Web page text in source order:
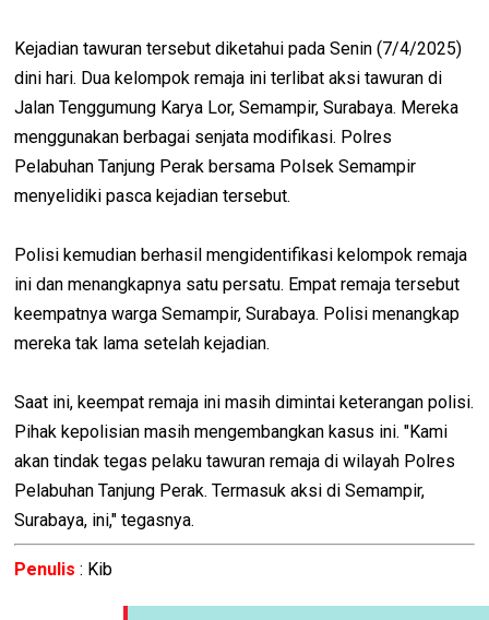
Kejadian tawuran tersebut diketahui pada Senin (7/4/2025)
dini hari. Dua kelompok remaja ini terlibat aksi tawuran di
Jalan Tenggumung Karya Lor, Semampir, Surabaya. Mereka
menggunakan berbagai senjata modifikasi. Polres
Pelabuhan Tanjung Perak bersama Polsek Semampir
menyelidiki pasca kejadian tersebut.
Polisi kemudian berhasil mengidentifikasi kelompok remaja
ini dan menangkapnya satu persatu. Empat remaja tersebut
keempatnya warga Semampir, Surabaya. Polisi menangkap
mereka tak lama setelah kejadian.
Saat ini, keempat remaja ini masih dimintai keterangan polisi.
Pihak kepolisian masih mengembangkan kasus ini. "Kami
akan tindak tegas pelaku tawuran remaja di wilayah Polres
Pelabuhan Tanjung Perak. Termasuk aksi di Semampir,
Surabaya, ini," tegasnya.
Penulis : Kib